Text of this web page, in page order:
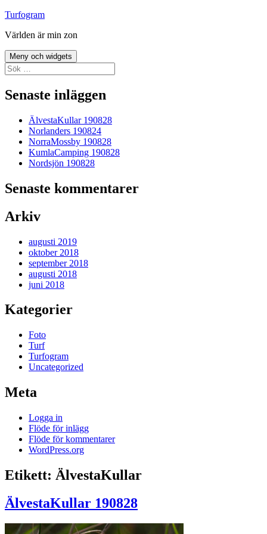
Hoppa
innehåll
Turfogram
Världen är min zon
Meny och widgets
Sök
efter:
Senaste inläggen
ÄlvestaKullar 190828
Norlanders 190824
NorraMossby 190828
KumlaCamping 190828
Nordsjön 190828
Senaste kommentarer
Arkiv
augusti 2019
oktober 2018
september 2018
augusti 2018
juni 2018
Kategorier
Foto
Turf
Turfogram
Uncategorized
Meta
Logga in
Flöde för inlägg
Flöde för kommentarer
WordPress.org
Etikett: ÄlvestaKullar
ÄlvestaKullar 190828